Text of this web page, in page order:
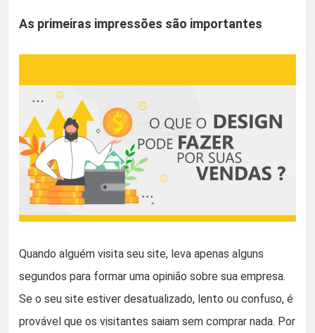
As primeiras impressões são importantes
Quando alguém visita seu site, leva apenas alguns
segundos para formar uma opinião sobre sua empresa.
Se o seu site estiver desatualizado, lento ou confuso, é
provável que os visitantes saiam sem comprar nada. Por